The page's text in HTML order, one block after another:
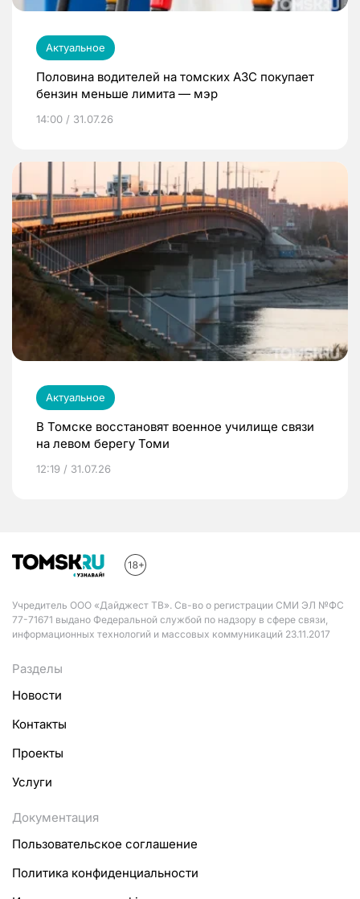
Актуальное
Половина водителей на томских АЗС покупает
бензин меньше лимита — мэр
14:00 / 31.07.26
Актуальное
В Томске восстановят военное училище связи
на левом берегу Томи
12:19 / 31.07.26
Учредитель ООО «Дайджест ТВ». Св-во о регистрации СМИ ЭЛ №ФС
77-71671 выдано Федеральной службой по надзору в сфере связи,
информационных технологий и массовых коммуникаций 23.11.2017
Разделы
Новости
Контакты
Проекты
Услуги
Документация
Пользовательское соглашение
Политика конфиденциальности